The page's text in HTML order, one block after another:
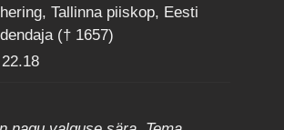
Tallinna piiskop, Eesti
(† 1657)
22.18